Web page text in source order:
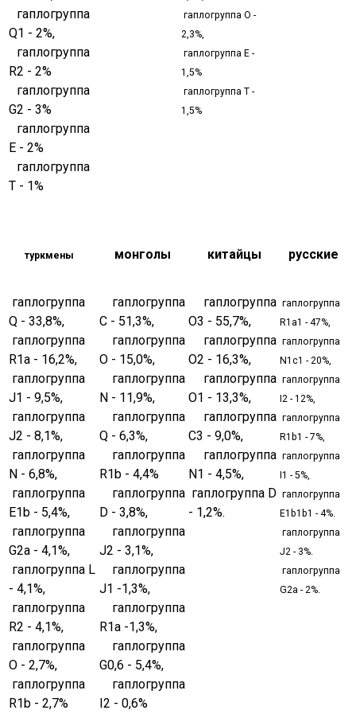
гаплогруппа
Q1 - 2%,
гаплогруппа
R2 - 2%
гаплогруппа
G2 - 3%
гаплогруппа
E - 2%
гаплогруппа
T - 1%
гаплогруппа O -
2,3%,
гаплогруппа E -
1,5%
гаплогруппа T -
1,5%
туркмены монголы китайцы русские
гаплогруппа
Q - 33,8%,
гаплогруппа
R1a - 16,2%,
гаплогруппа
J1 - 9,5%,
гаплогруппа
J2 - 8,1%,
гаплогруппа
N - 6,8%,
гаплогруппа
E1b - 5,4%,
гаплогруппа
G2a - 4,1%,
гаплогруппа L
- 4,1%,
гаплогруппа
R2 - 4,1%,
гаплогруппа
O - 2,7%,
гаплогруппа
R1b - 2,7%
гаплогруппа
C - 51,3%,
гаплогруппа
O - 15,0%,
гаплогруппа
N - 11,9%,
гаплогруппа
Q - 6,3%,
гаплогруппа
R1b - 4,4%
гаплогруппа
D - 3,8%,
гаплогруппа
J2 - 3,1%,
гаплогруппа
J1 -1,3%,
гаплогруппа
R1a -1,3%,
гаплогруппа
G0,6 - 5,4%,
гаплогруппа
I2 - 0,6%
гаплогруппа
O3 - 55,7%,
гаплогруппа
O2 - 16,3%,
гаплогруппа
O1 - 13,3%,
гаплогруппа
C3 - 9,0%,
гаплогруппа
N1 - 4,5%,
гаплогруппа D
- 1,2%.
гаплогруппа
R1a1 - 47%,
гаплогруппа
N1c1 - 20%,
гаплогруппа
I2 - 12%,
гаплогруппа
R1b1 - 7%,
гаплогруппа
I1 - 5%,
гаплогруппа
E1b1b1 - 4%.
гаплогруппа
J2 - 3%.
гаплогруппа
G2a - 2%.